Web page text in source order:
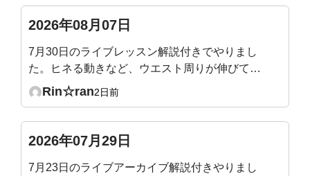
2026年08月07日
7月30日のライブレッスン解説付きでやりまし
た。ヒネる動きなど、ウエスト周りが伸びて気
持ち良かったです。腰痛にも効きそうでした。
Rin☆ran2日前
2026年07月29日
7月23日のライブアーカイブ解説付きやりまし